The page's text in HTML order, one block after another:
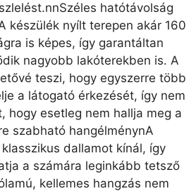
hatótávolság
készülék nyílt terepen akár 160
is képes, így garantáltan
nagyobb lakóterekben is. A
teszi, hogy egyszerre több
a látogató érkezését, így nem
hogy esetleg nem hallja meg a
szabható hangélménynA
dallamot kínál, így
a számára leginkább tetsző
kellemes hangzás nem